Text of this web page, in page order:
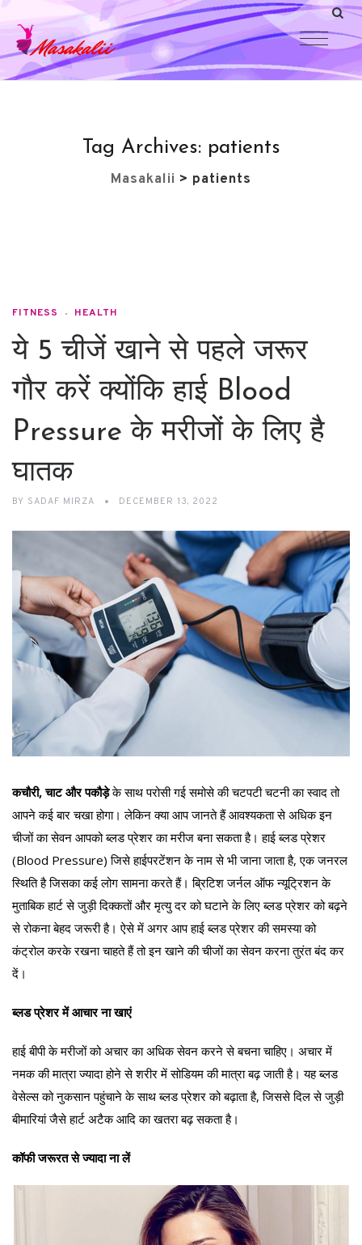
Tag Archives: patients
Masakalii > patients
FITNESS HEALTH
ये 5 चीजें खाने से पहले जरूर
गौर करें क्योंकि हाई Blood
Pressure के मरीजों के लिए है
घातक
BY SADAF MIRZA DECEMBER 13, 2022
कचौरी, चाट और पकौड़ेके साथ परोसी गई समोसे की चटपटी चटनी का स्वाद तो
आपने कई बार चखा होगा। लेकिन क्या आप जानते हैं आवश्यकता से अधिक इन
चीजों का सेवन आपको ब्लड प्रेशर का मरीज बना सकता है। हाई ब्लड प्रेशर
(Blood Pressure) जिसे हाईपरटेंशन के नाम से भी जाना जाता है, एक जनरल
स्थिति है जिसका कई लोग सामना करते हैं। ब्रिटिश जर्नल ऑफ न्यूट्रिशन के
मुताबिक हार्ट से जुड़ी दिक्कतों और मृत्यु दर को घटाने के लिए ब्लड प्रेशर को बढ़ने
से रोकना बेहद जरूरी है। ऐसे में अगर आप हाई ब्लड प्रेशर की समस्या को
कंट्रोल करके रखना चाहते हैं तो इन खाने की चीजों का सेवन करना तुरंत बंद कर
दें।
ब्लड प्रेशर में आचार ना खाएं
हाई बीपी के मरीजों को अचार का अधिक सेवन करने से बचना चाहिए। अचार में
नमक की मात्रा ज्यादा होने से शरीर में सोडियम की मात्रा बढ़ जाती है। यह ब्लड
वेसेल्स को नुकसान पहुंचाने के साथ ब्लड प्रेशर को बढ़ाता है, जिससे दिल से जुड़ी
बीमारियां जैसे हार्ट अटैक आदि का खतरा बढ़ सकता है।
कॉफी जरूरत से ज्यादा ना लें